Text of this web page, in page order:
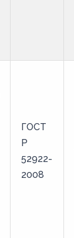
ГОСТ
Р
52922-
2008